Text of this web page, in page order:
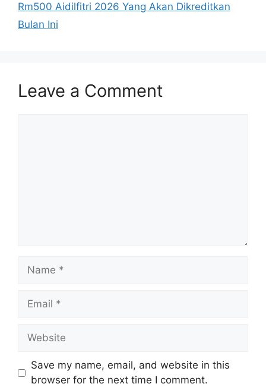
Rm500 Aidilfitri 2026 Yang Akan Dikreditkan
Bulan Ini
Leave a Comment
Name
Email
Website
Save my name, email, and website in this
browser for the next time I comment.